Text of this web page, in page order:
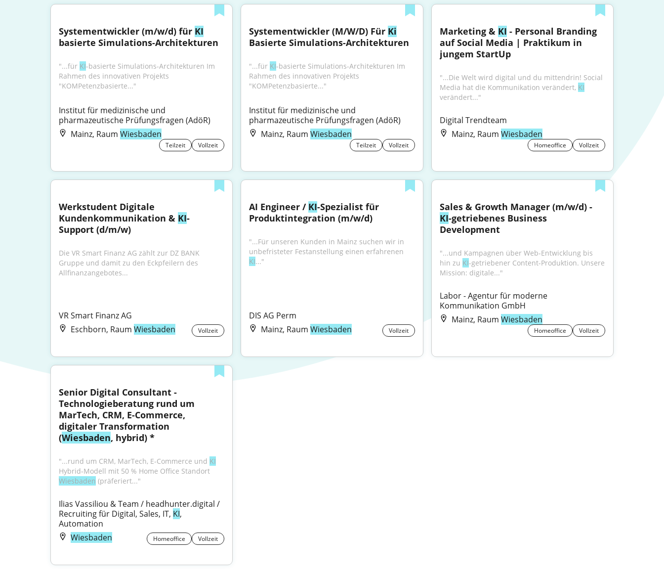
Systementwickler (m/w/d) für KI
basierte Simulations-Architekturen
"...für KI-basierte Simulations-Architekturen Im
Rahmen des innovativen Projekts
"KOMPetenzbasierte..."
Institut für medizinische und
pharmazeutische Prüfungsfragen (AdöR)
Mainz, Raum Wiesbaden
Teilzeit Vollzeit
Systementwickler (M/W/D) Für Ki
Basierte Simulations-Architekturen
"...für KI-basierte Simulations-Architekturen Im
Rahmen des innovativen Projekts
"KOMPetenzbasierte..."
Institut für medizinische und
pharmazeutische Prüfungsfragen (AdöR)
Mainz, RaumWiesbaden
Teilzeit Vollzeit
Marketing & KI - Personal Branding
auf Social Media | Praktikum in
jungem StartUp
"...Die Welt wird digital und du mittendrin! Social
Media hat die Kommunikation verändert, KI
verändert..."
Digital Trendteam
Mainz, Raum Wiesbaden
Homeoffice Vollzeit
Werkstudent Digitale
Kundenkommunikation & KI-
Support (d/m/w)
Die VR Smart Finanz AG zählt zur DZ BANK
Gruppe und damit zu den Eckpfeilern des
Allfinanzangebotes...
VR Smart Finanz AG
Eschborn, Raum Wiesbaden Vollzeit
AI Engineer / KI-Spezialist für
Produktintegration (m/w/d)
"...Für unseren Kunden in Mainz suchen wir in
KI..."
DIS AG Perm
Mainz, RaumWiesbaden Vollzeit
Sales & Growth Manager (m/w/d) -
KI-getriebenes Business
Development
"...und Kampagnen über Web-Entwicklung bis
hin zu KI-getriebener Content-Produktion. Unsere
Mission: digitale..."
Labor - Agentur für moderne
Kommunikation GmbH
Mainz, Raum Wiesbaden
Homeoffice Vollzeit
Senior Digital Consultant -
Technologieberatung rund um
MarTech, CRM, E-Commerce,
digitaler Transformation
(Wiesbaden, hybrid) *
"...rund um CRM, MarTech, E-Commerce und KI
Wiesbaden (präferiert..."
Ilias Vassiliou & Team / headhunter.digital /
Recruiting für Digital, Sales, IT, KI,
Automation
Wiesbaden
Homeoffice Vollzeit